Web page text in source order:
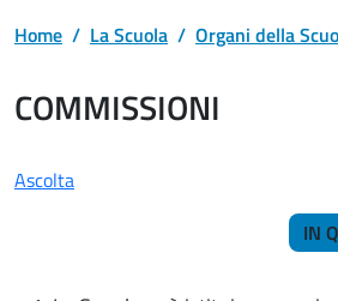
Home La Scuola Organi della
COMMISSIONI
Ascolta
IN